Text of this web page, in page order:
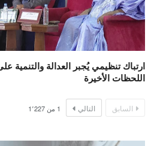
ارتباك تنظيمي يُجبر العدالة والتنمية
اللحظات الأخيرة
السابق التالي 1 من 1٬227